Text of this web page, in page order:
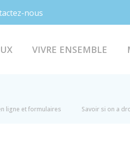
nous
VIVRE ENSEMBLE
ligne et formulaires Savoir si on a